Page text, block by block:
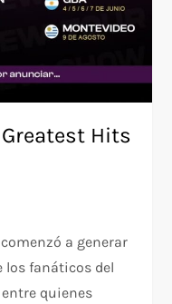
Hits
a generar
los fanáticos del
quienes